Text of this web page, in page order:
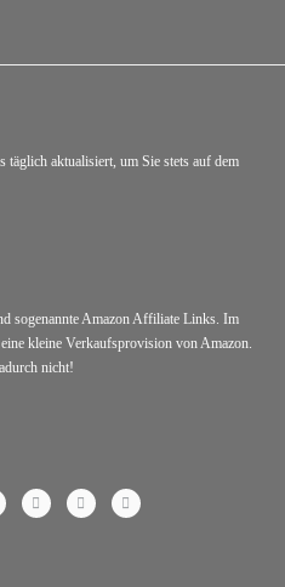
täglich aktualisiert, um Sie stets auf dem
sogenannte Amazon Affiliate Links. Im
kleine Verkaufsprovision von Amazon.
nicht!